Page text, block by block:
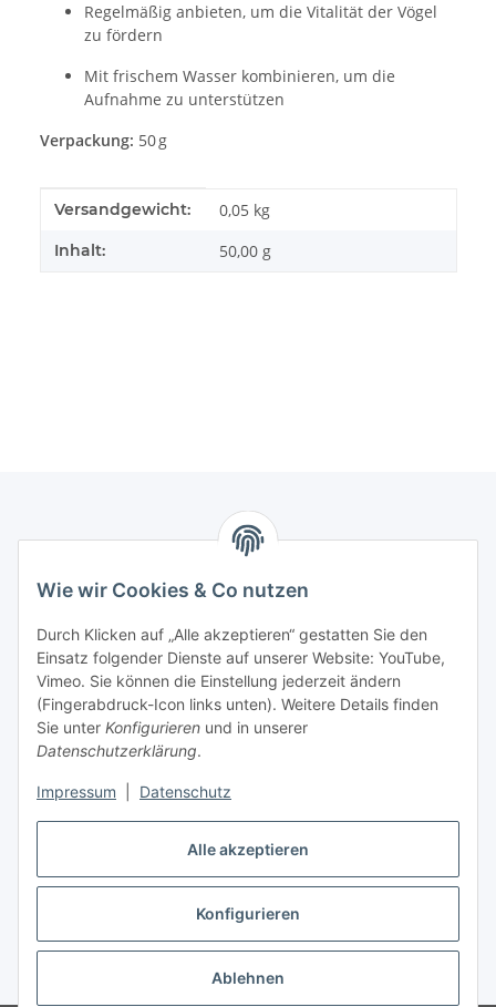
Alle akzeptieren
Konfigurieren
Ablehnen
Wie wir Cookies & Co nutzen
Durch Klicken auf „Alle akzeptieren“ gestatten Sie den
Einsatz folgender Dienste auf unserer Website: YouTube,
Vimeo. Sie können die Einstellung jederzeit ändern
(Fingerabdruck-Icon links unten). Weitere Details finden
Sie unter Konfigurieren und in unserer
Datenschutzerklärung.
Impressum Datenschutz
Regelmäßig anbieten, um die Vitalität der Vögel
zu fördern
Mit frischem Wasser kombinieren, um die
Aufnahme zu unterstützen
Verpackung: 50 g
Produkteigenschaft
Wert
Versandgewicht: 0,05 kg
Inhalt: 50,00 g
Mein Konto
Hosting, Design & JTL-Support
masterframe GmbH
* Alle Preise inkl. gesetzlicher USt., zzgl.Versand